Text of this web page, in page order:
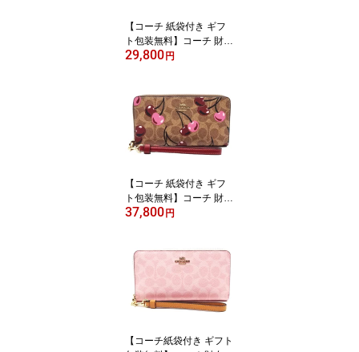
【あす楽】
【コーチ 紙袋付き ギフ
ト包装無料】コーチ 財布
COACH 長財布 クロスグ
OACH【新作 新品 限定
モデル】【COACH コー
チ】【サイフ さいふ】
【楽ギフ_包装】【コン
ビニ受取対応商品】【あ
29,800 円
【コーチ 紙袋付き ギフ
ト包装無料】コーチ 財布
COACH 長財布 シグネチ
ン長財布 CZ-328 IMTAM
COACH ブランド サイフ
【新作 新品 限定モデ
ル】【COACH コーチ】
【サイフ さいふ】【楽ギ
取対応商品】
37,800 円
【コーチ紙袋付き ギフト